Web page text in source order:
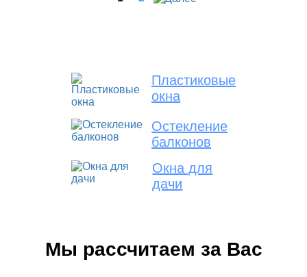
Пластиковые
окна
Остекление
балконов
Окна для
дачи
Мы рассчитаем за Вас